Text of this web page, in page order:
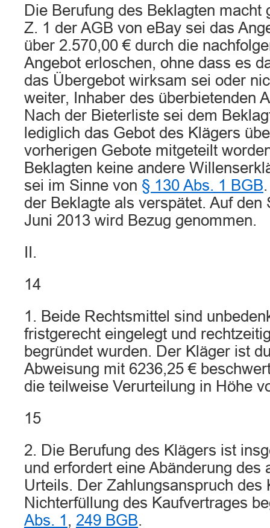
Die Berufung des Beklagten macht
Z. 1 der AGB von eBay sei das
über 2.570,00 € durch die
Angebot erloschen, ohne dass es
das Übergebot wirksam sei oder
weiter, Inhaber des überbietenden
Nach der Bieterliste sei dem
lediglich das Gebot des Klägers
vorherigen Gebote mitgeteilt
Beklagten keine andere
sei im Sinne von § 130 Abs. 1 BGB
der Beklagte als verspätet. Auf den
Juni 2013 wird Bezug genommen.
II.
14
1. Beide Rechtsmittel sind
fristgerecht eingelegt und
begründet wurden. Der Kläger ist
Abweisung mit 6236,25 €
die teilweise Verurteilung in Höhe
15
2. Die Berufung des Klägers ist
und erfordert eine Abänderung des
Urteils. Der Zahlungsanspruch des
Nichterfüllung des Kaufvertrages
Abs. 1 , 249 BGB.